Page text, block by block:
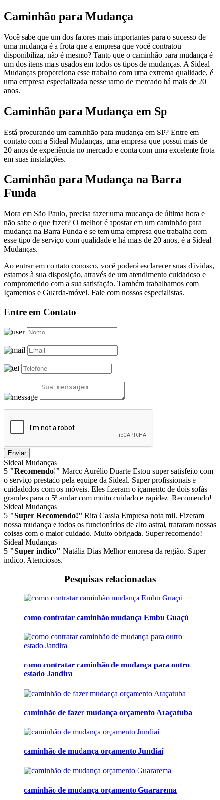
Caminhão para Mudança
Você sabe que um dos fatores mais importantes para o sucesso de
uma mudança é a frota que a empresa que você contratou
disponibiliza, não é mesmo? Tanto que o caminhão para mudança é
um dos itens mais usados em todos os tipos de mudanças. A Sideal
Mudanças proporciona esse trabalho com uma extrema qualidade, é
uma empresa especializada nesse ramo de mercado há mais de 20
anos.
Caminhão para Mudança em Sp
Está procurando um caminhão para mudança em SP? Entre em
contato com a Sideal Mudanças, uma empresa que possui mais de
20 anos de experiência no mercado e conta com uma excelente frota
em suas instalações.
Caminhão para Mudança na Barra
Funda
Mora em São Paulo, precisa fazer uma mudança de última hora e
não sabe o que fazer? O melhor é apostar em um caminhão para
mudança na Barra Funda e se tem uma empresa que trabalha com
esse tipo de serviço com qualidade e há mais de 20 anos, é a Sideal
Mudanças.
Ao entrar em contato conosco, você poderá esclarecer suas dúvidas,
estamos à sua disposição, através de um atendimento cuidadoso e
comprometido com a sua satisfação. Também trabalhamos com
Içamentos e Guarda-móvel. Fale com nossos especialistas.
Entre em Contato
Enviar
Sideal Mudanças
5 "Recomendo!" Marco Aurélio Duarte Estou super satisfeito com
o serviço prestado pela equipe da Sideal. Super profissionais e
cuidadodos com os móveis. Eles fizeram o içamento de dois sofás
grandes para o 5º andar com muito cuidado e rapidez. Recomendo!
Sideal Mudanças
5 "Super Recomendo!" Rita Cassia Empresa nota mil. Fizeram
nossa mudança e todos os funcionários de alto astral, trataram nossas
coisas com o maior cuidado. Muito obrigada. Super recomendo!
Sideal Mudanças
5 "Super indico" Natália Dias Melhor empresa da região. Super
indico. Atenciosos.
Pesquisas relacionadas
como contratar caminhão mudança Embu Guaçú
como contratar caminhão de mudança para outro
estado Jandira
caminhão de fazer mudança orçamento Araçatuba
caminhão de mudança orçamento Jundiaí
caminhão de mudança orçamento Guararema